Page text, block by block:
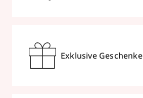
Exklusive Geschenke